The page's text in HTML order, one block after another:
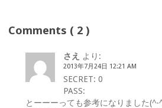
Comments ( 2 )
さえ より:
2013年7月24日 12:21 AM
SECRET: 0
PASS:
とーーーっても参考になりました(^-